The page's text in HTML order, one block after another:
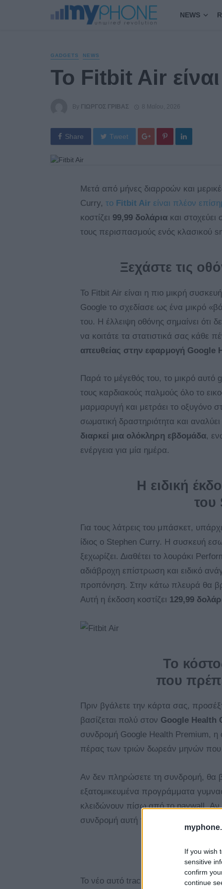
If you wish
sensitive
confirm
continue
NEWS
GADGETS NEWS
Το Fitbit Air
By ΓΙΏΡΓΟΣ ΓΡΊΒΑΣ 8 Μαΐου, 2026
Share Tweet
Μετά από μήνες διαρροών και
Curry, το Fitbit Air είναι πλέον
κοστίζει 99,99 δολάρια και
τους περισπασμούς ενός κλασικού
Ξεχάστε τις
Το Fitbit Air είναι η πιο μικρή
Google το σχεδίασε ως ένα μικρό
του. Η έλλειψη οθόνης σημαίνει ότι
να κοιτάτε τα στατιστικά σας κάθε
απευθείας στην εφαρμογή Google
Παρά το μέγεθός του, το μικρό αυτό
τους καρδιακούς παλμούς όλο το
μαρμαρυγή και μετράει το οξυγόνο
σωματική δραστηριότητα και
διαρκεί μια ολόκληρη εβδομάδα,
ενέργεια για μία ημέρα.
Η ειδική
του
Για τους λάτρεις του μπάσκετ,
ίδιος ο Stephen Curry. Η συσκευή
ξεχωρίζει. Διαθέτει το λουράκι
αδιάβροχη επίστρωση και ειδικό
προπόνηση. Στην κάτω πλευρά θα
Αυτή η έκδοση κοστίζει 129,99
Το
που
Πριν βγάλετε την κάρτα σας,
βασίζεται πολύ στον Google Health
συνδρομή Google Health Premium, η
πέρας των τριών δωρεάν μηνών που
Αν δεν πληρώσετε τη συνδρομή, θα
εξατομικευμένα προγράμματα
κλειδώνουν πίσω από το paywall. Αν
συνδρομή αυτή περιλαμβάνεται ήδη
Σε ποιους
Το νέο αυτό tracker δεν προσφέρει